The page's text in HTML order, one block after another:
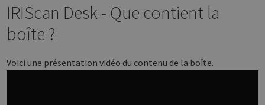
IRIScan Desk - Que contient la
boîte ?
Voici une présentation vidéo du contenu de la boîte.